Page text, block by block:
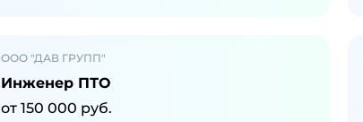
ООО "ДАВ ГРУПП"
Инженер ПТО
от 150 000 руб.